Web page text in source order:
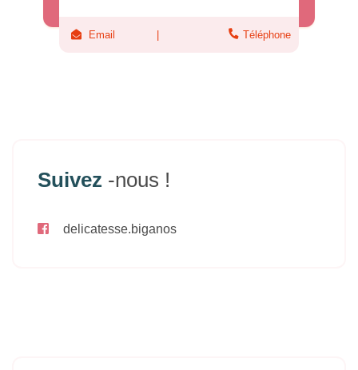
Email Téléphone
Suivez -nous !
delicatesse.biganos